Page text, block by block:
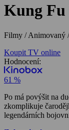
Kung Fu
Filmy / Animovaný
Koupit TV online
Hodnocení:
61 %
Po má povýšit na
zkomplikuje
legendárních